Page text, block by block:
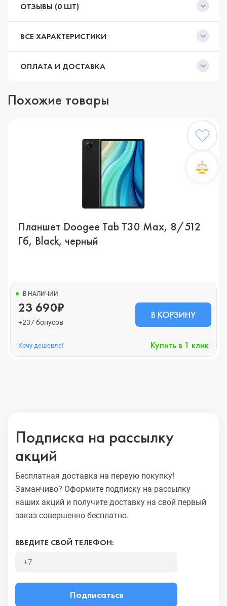
ОТЗЫВЫ (0 ШТ)
ВСЕ ХАРАКТЕРИСТИКИ
ОПЛАТА И ДОСТАВКА
Похожие товары
Планшет Doogee Tab T30 Max, 8/512
Гб, Black, черный
В НАЛИЧИИ
23 690₽
+237 бонусов
В КОРЗИНУ
Хочу дешевле! Купить в 1 клик
Подписка на рассылку
акций
Бесплатная доставка на первую покупку!
Заманчиво? Оформите подписку на рассылку
наших акций и получите доставку на свой первый
заказ совершенно бесплатно.
ВВЕДИТЕ СВОЙ ТЕЛЕФОН:
Подписаться